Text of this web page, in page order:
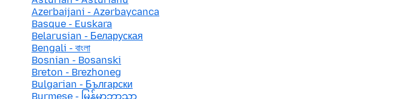
Azerbaijani - Azərbaycanca
Basque - Euskara
Belarusian - Беларуская
Bengali - বাংলা
Bosnian - Bosanski
Breton - Brezhoneg
Bulgarian - Български
Burmese - မြန်မာဘာသာ